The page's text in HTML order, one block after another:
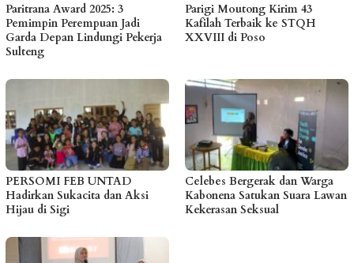
Paritrana Award 2025: 3
Pemimpin Perempuan Jadi
Garda Depan Lindungi Pekerja
Sulteng
Parigi Moutong Kirim 43
Kafilah Terbaik ke STQH
XXVIII di Poso
PERSOMI FEB UNTAD
Hadirkan Sukacita dan Aksi
Hijau di Sigi
Celebes Bergerak dan Warga
Kabonena Satukan Suara Lawan
Kekerasan Seksual